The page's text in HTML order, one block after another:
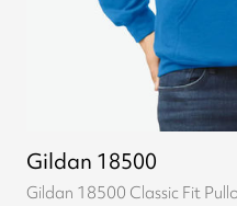
Gildan 18500
Gildan 18500 Classic Fit